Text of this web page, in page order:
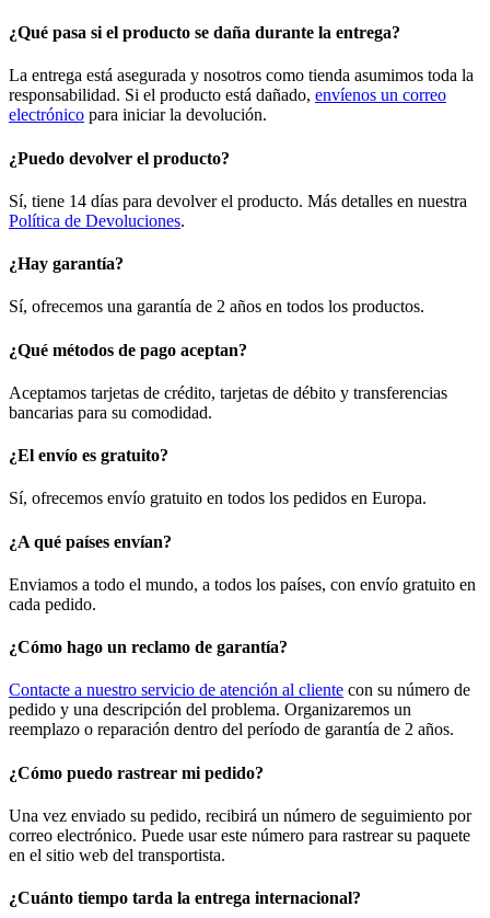
¿Qué pasa si el producto se daña durante la entrega?
La entrega está asegurada y nosotros como tienda asumimos toda la
responsabilidad. Si el producto está dañado, envíenos un correo
electrónico para iniciar la devolución.
¿Puedo devolver el producto?
Sí, tiene 14 días para devolver el producto. Más detalles en nuestra
Política de Devoluciones.
¿Hay garantía?
Sí, ofrecemos una garantía de 2 años en todos los productos.
¿Qué métodos de pago aceptan?
Aceptamos tarjetas de crédito, tarjetas de débito y transferencias
bancarias para su comodidad.
¿El envío es gratuito?
Sí, ofrecemos envío gratuito en todos los pedidos en Europa.
¿A qué países envían?
Enviamos a todo el mundo, a todos los países, con envío gratuito en
cada pedido.
¿Cómo hago un reclamo de garantía?
Contacte a nuestro servicio de atención al cliente con su número de
pedido y una descripción del problema. Organizaremos un
reemplazo o reparación dentro del período de garantía de 2 años.
¿Cómo puedo rastrear mi pedido?
Una vez enviado su pedido, recibirá un número de seguimiento por
correo electrónico. Puede usar este número para rastrear su paquete
en el sitio web del transportista.
¿Cuánto tiempo tarda la entrega internacional?